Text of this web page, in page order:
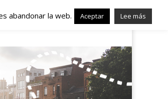
en
abandonar la web. Aceptar Lee más